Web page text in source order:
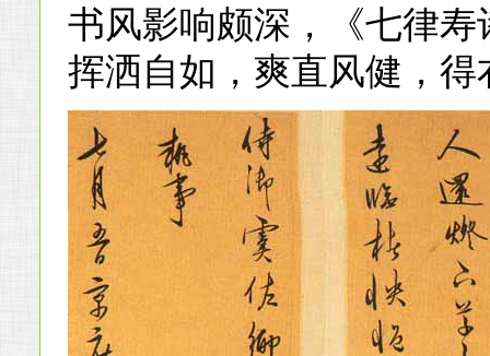
书风影响颇深，《七律
挥洒自如，爽直风健，得